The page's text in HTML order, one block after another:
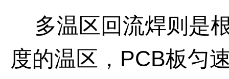
多温区回流焊则是
度的温区， PCB板匀